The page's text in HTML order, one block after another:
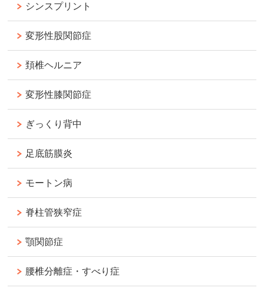
シンスプリント
変形性股関節症
頚椎ヘルニア
変形性膝関節症
ぎっくり背中
足底筋膜炎
モートン病
脊柱管狭窄症
顎関節症
腰椎分離症・すべり症